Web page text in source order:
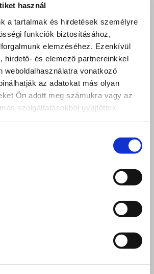
használ
a tartalmak és hirdetések személyre
funkciók biztosításához,
elemzéséhez. Ezenkívül
hirdető- és elemező partnereinkkel
weboldalhasználatra vonatkozó
az adatokat más olyan
Ön adott meg számukra vagy az
szolgáltatásokból gyűjtöttek.